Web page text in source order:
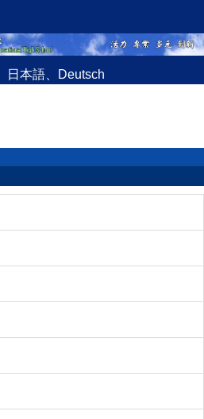
日本語 Deutsch